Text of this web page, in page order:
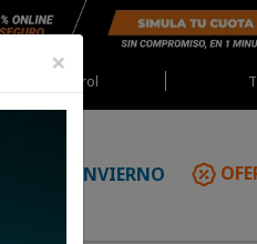
Red Castrol
INVIERNO
×